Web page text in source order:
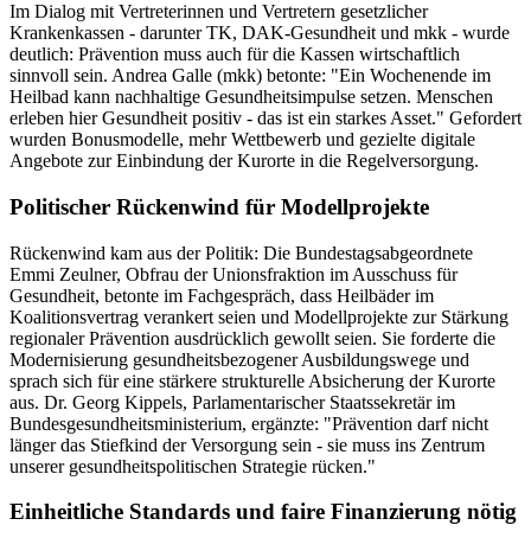
Im Dialog mit Vertreterinnen und Vertretern gesetzlicher
Krankenkassen - darunter TK, DAK-Gesundheit und mkk - wurde
deutlich: Prävention muss auch für die Kassen wirtschaftlich
sinnvoll sein. Andrea Galle (mkk) betonte: "Ein Wochenende im
Heilbad kann nachhaltige Gesundheitsimpulse setzen. Menschen
erleben hier Gesundheit positiv - das ist ein starkes Asset." Gefordert
wurden Bonusmodelle, mehr Wettbewerb und gezielte digitale
Angebote zur Einbindung der Kurorte in die Regelversorgung.
Politischer Rückenwind für Modellprojekte
Rückenwind kam aus der Politik: Die Bundestagsabgeordnete
Emmi Zeulner, Obfrau der Unionsfraktion im Ausschuss für
Gesundheit, betonte im Fachgespräch, dass Heilbäder im
Koalitionsvertrag verankert seien und Modellprojekte zur Stärkung
regionaler Prävention ausdrücklich gewollt seien. Sie forderte die
Modernisierung gesundheitsbezogener Ausbildungswege und
sprach sich für eine stärkere strukturelle Absicherung der Kurorte
aus. Dr. Georg Kippels, Parlamentarischer Staatssekretär im
Bundesgesundheitsministerium, ergänzte: "Prävention darf nicht
länger das Stiefkind der Versorgung sein - sie muss ins Zentrum
unserer gesundheitspolitischen Strategie rücken."
Einheitliche Standards und faire Finanzierung nötig